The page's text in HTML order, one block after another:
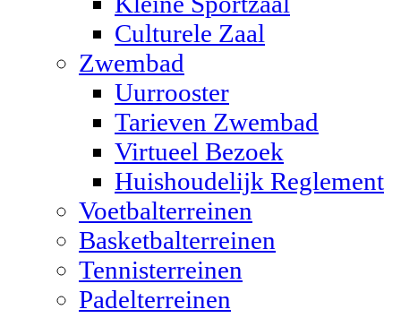
Culturele Zaal
Zwembad
Uurrooster
Tarieven Zwembad
Virtueel Bezoek
Huishoudelijk Reglement
Voetbalterreinen
Basketbalterreinen
Tennisterreinen
Padelterreinen